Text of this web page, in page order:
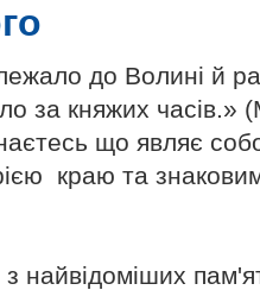
до Волині й
за княжих часів.»
що являє
краю та
найвідоміших